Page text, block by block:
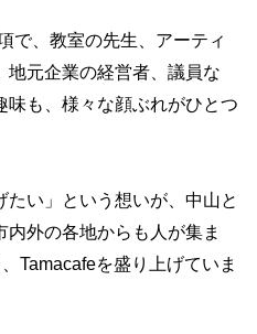
で、教室の先生、アーティ
地元企業の経営者、議員な
味も、様々な顔ぶれがひとつ
い」という想いが、中山と
外の各地からも人が集ま
Tamacafeを盛り上げていま